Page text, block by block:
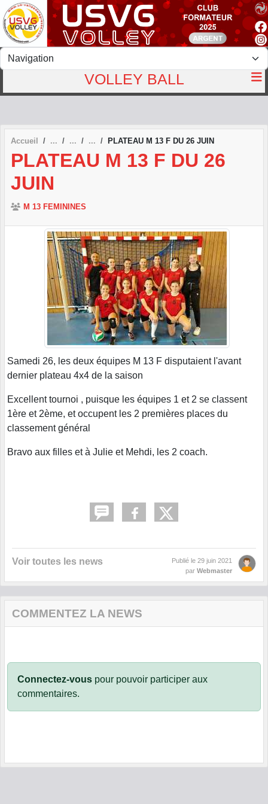
VOLLEY BALL
Accueil PLATEAU M 13 F DU 26 JUIN
PLATEAU M 13 F DU 26
JUIN
M 13 FEMININES
Samedi 26, les deux équipes M 13 F disputaient l'avant
dernier plateau 4x4 de la saison
Excellent tournoi , puisque les équipes 1 et 2 se classent
1ère et 2ème, et occupent les 2 premières places du
classement général
Bravo aux filles et à Julie et Mehdi, les 2 coach.
Voir toutes les news Publié le 29 juin 2021
par Webmaster
COMMENTEZ LA NEWS
Connectez-vous pour pouvoir participer aux
commentaires.
Panneau de gestion des cookies